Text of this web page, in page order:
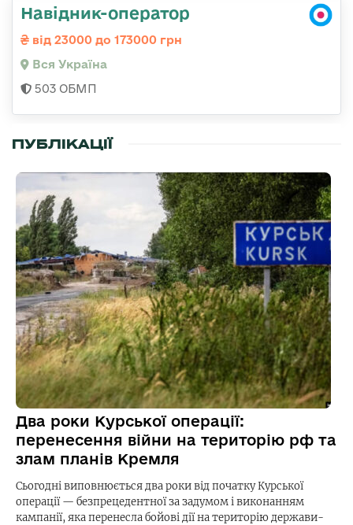
Навідник-оператор
від 23000 до 173000 грн
Вся Україна
503 ОБМП
ПУБЛІКАЦІЇ
Два роки Курської операції:
перенесення війни на територію рф та
злам планів Кремля
Сьогодні виповнюється два роки від початку Курської
операції — безпрецедентної за задумом і виконанням
кампанії, яка перенесла бойові дії на територію держави-